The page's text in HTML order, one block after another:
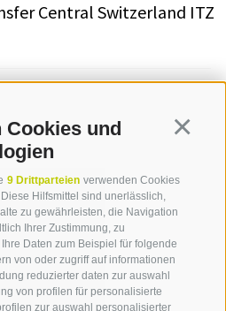
Cookies und
9 Drittparteien verwenden Cookies
Hilfsmittel sind unerlässlich,
zu gewährleisten, die Navigation
Ihrer Zustimmung, zu
Daten zum Beispiel für folgende
von oder zugriff auf informationen
reduzierter daten zur auswahl
von profilen für personalisierte
zur auswahl personalisierter
Central Switzerland ITZ